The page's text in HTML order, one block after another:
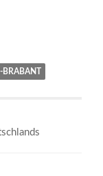
BRABANT